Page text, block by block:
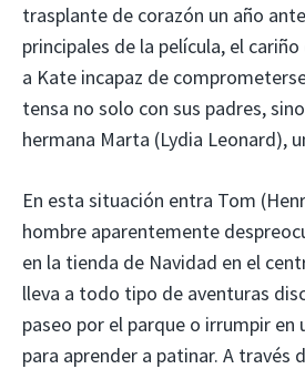
trasplante de corazón un año
principales de la película, el
a Kate incapaz de
tensa no solo con sus padres,
hermana Marta (Lydia Leonard),
En esta situación entra Tom
hombre aparentemente
en la tienda de Navidad en el
lleva a todo tipo de aventuras
paseo por el parque o irrumpir en
para aprender a patinar. A través